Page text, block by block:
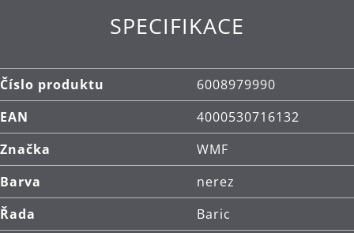
SPECIFIKACE
Číslo produktu
6008979990
EAN
4000530716132
Značka
WMF
Barva
nerez
Řada
Baric